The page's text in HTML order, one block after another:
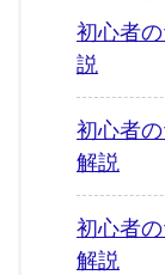
初心者
説
初心者
解説
初心者
解説